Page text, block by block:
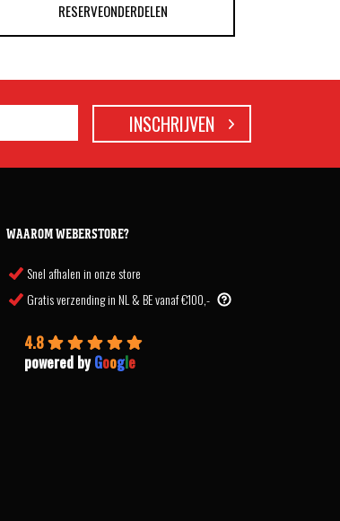
RESERVEONDERDELEN
WAAROM WEBERSTORE?
Snel afhalen in onze store
Gratis verzending in NL & BE vanaf €100,-
4.8
powered byGoogle